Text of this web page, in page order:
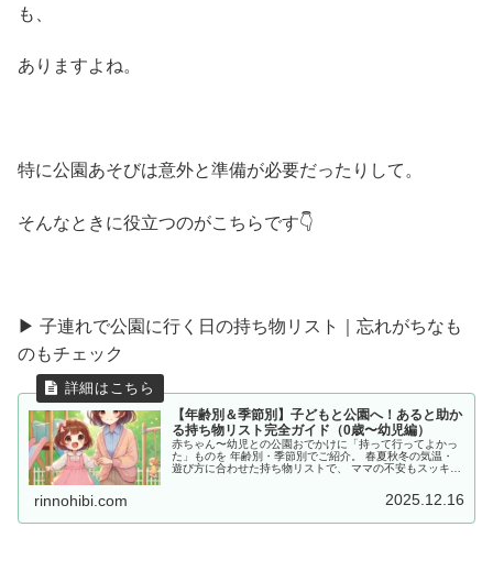
も、
ありますよね。
特に公園あそびは意外と準備が必要だったりして。
そんなときに役立つのがこちらです👇
▶ 子連れで公園に行く日の持ち物リスト｜忘れがちなも
のもチェック
【年齢別＆季節別】子どもと公園へ！あると助か
る持ち物リスト完全ガイド（0歳〜幼児編）
赤ちゃん〜幼児との公園おでかけに「持って行ってよかっ
た」ものを 年齢別・季節別でご紹介。 春夏秋冬の気温・
遊び方に合わせた持ち物リストで、 ママの不安もスッキ
rinnohibi.com 2025.12.16